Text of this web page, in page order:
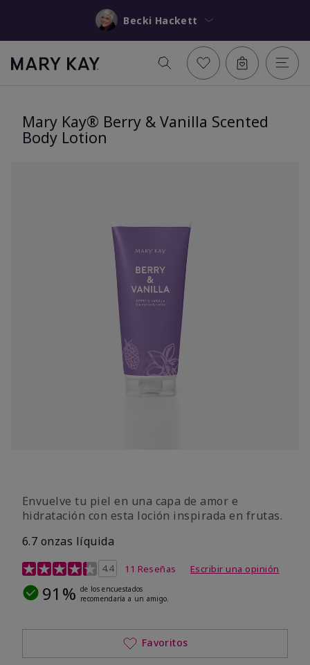
Becki Hackett
Mary Kay® Berry & Vanilla Scented
Body Lotion
Envuelve tu piel en una capa de amor e
hidratación con esta loción inspirada en frutas.
6.7 onzas líquida
Calificación de clientes de 3,5 de 5
4.4 11 Reseñas Escribir una opinión
91% de los encuestados
recomendaría a un amigo.
Favoritos